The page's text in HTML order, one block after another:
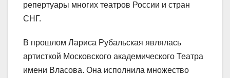
репертуары многих театров России и стран
СНГ.
В прошлом Лариса Рубальская являлась
артисткой Московского академического Театра
имени Власова. Она исполнила множество